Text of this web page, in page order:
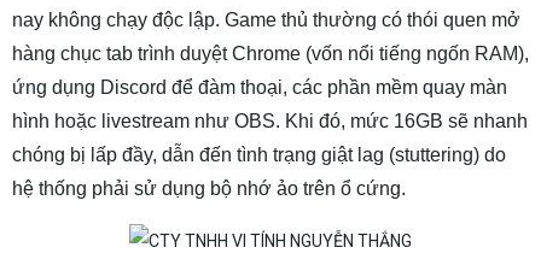
nay không chạy độc lập. Game thủ thường có thói quen mở
hàng chục tab trình duyệt Chrome (vốn nổi tiếng ngốn RAM),
ứng dụng Discord để đàm thoại, các phần mềm quay màn
hình hoặc livestream như OBS. Khi đó, mức 16GB sẽ nhanh
chóng bị lấp đầy, dẫn đến tình trạng giật lag (stuttering) do
hệ thống phải sử dụng bộ nhớ ảo trên ổ cứng.